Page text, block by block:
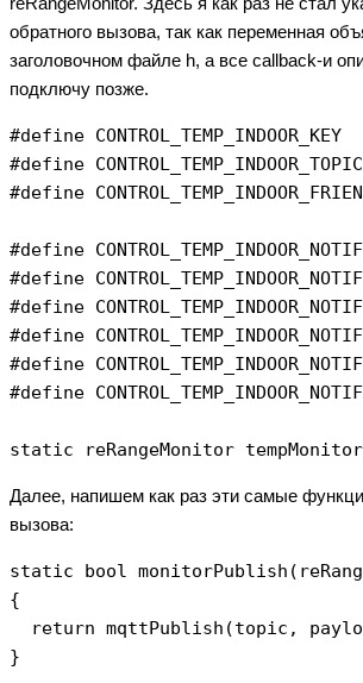
обратного вызова, так как переменная
заголовочном файле h, а все callback-и
подключу позже.
#define
#define
#define
#define
#define
#define
#define
#define
#define
Далее, напишем как раз эти самые
вызова:
static bool
{
return mqttPublish(topic,
}